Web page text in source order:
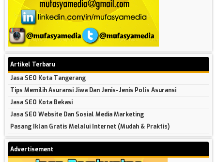
Artikel Terbaru
Jasa SEO Kota Tangerang
Tips Memilih Asuransi Jiwa Dan Jenis-Jenis Polis Asuransi
Jasa SEO Kota Bekasi
Jasa SEO Website Dan Sosial Media Marketing
Pasang Iklan Gratis Melalui Internet (Mudah & Praktis)
Advertisement